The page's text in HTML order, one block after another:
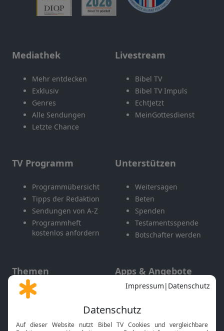
Mediathek
Mehr entdecken
Exklusiv
Genres
Alle Sendungen
Letzte Chance
Livestream
Bibel TV
Bibel TV Impuls
EchtJetzt
MeinGottesdienst
TV Programm
Programmübersicht
Tipps der Redaktion
Sendungen von A-Z
Programmheft
kostenlos anfordern
Unterstützen
Weitersagen
Beten
Spenden
Testamentsspende
Botschafter werden
Themen
Gott und Bibel erklärt
Apps & Angebote
Mobile App